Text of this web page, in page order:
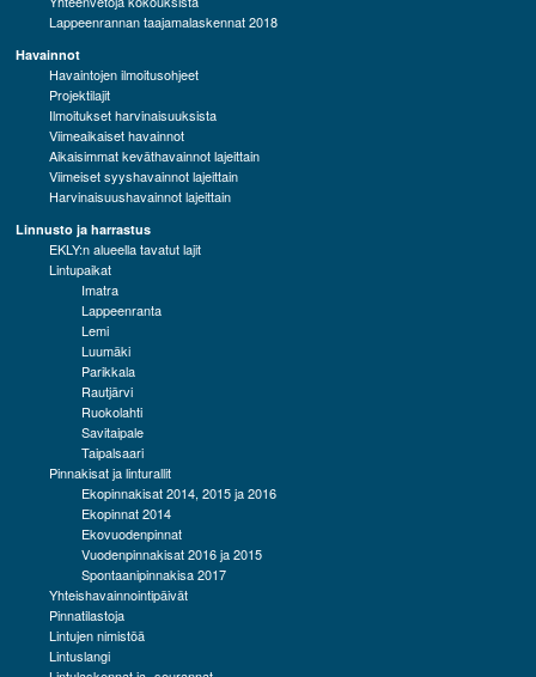
Lappeenrannan taajamalaskennat 2018
Havainnot
Havaintojen ilmoitusohjeet
Projektilajit
Ilmoitukset harvinaisuuksista
Viimeaikaiset havainnot
Aikaisimmat keväthavainnot lajeittain
Viimeiset syyshavainnot lajeittain
Harvinaisuushavainnot lajeittain
Linnusto ja harrastus
EKLY:n alueella tavatut lajit
Lintupaikat
Imatra
Lappeenranta
Lemi
Luumäki
Parikkala
Rautjärvi
Ruokolahti
Savitaipale
Taipalsaari
Pinnakisat ja linturallit
Ekopinnakisat 2014, 2015 ja 2016
Ekopinnat 2014
Ekovuodenpinnat
Vuodenpinnakisat 2016 ja 2015
Spontaanipinnakisa 2017
Yhteishavainnointipäivät
Pinnatilastoja
Lintujen nimistöä
Lintuslangi